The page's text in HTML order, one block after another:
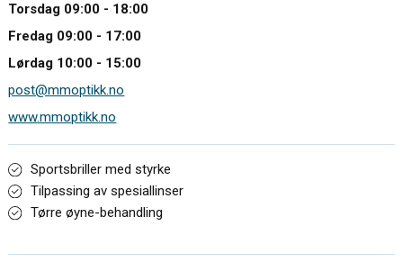
Torsdag 09:00 - 18:00
Fredag 09:00 - 17:00
Lørdag 10:00 - 15:00
post@mmoptikk.no
www.mmoptikk.no
Sportsbriller med styrke
Tilpassing av spesiallinser
Tørre øyne-behandling